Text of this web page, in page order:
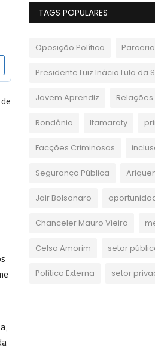
TAGS POPULARES
Oposição Política Parceria
Presidente Luiz Inácio Lula da
Jovem Aprendiz
Rondônia Itamaraty
Facções Criminosas
Segurança Pública
Jair Bolsonaro
Chanceler Mauro Vieira
Celso Amorim setor
Política Externa setor